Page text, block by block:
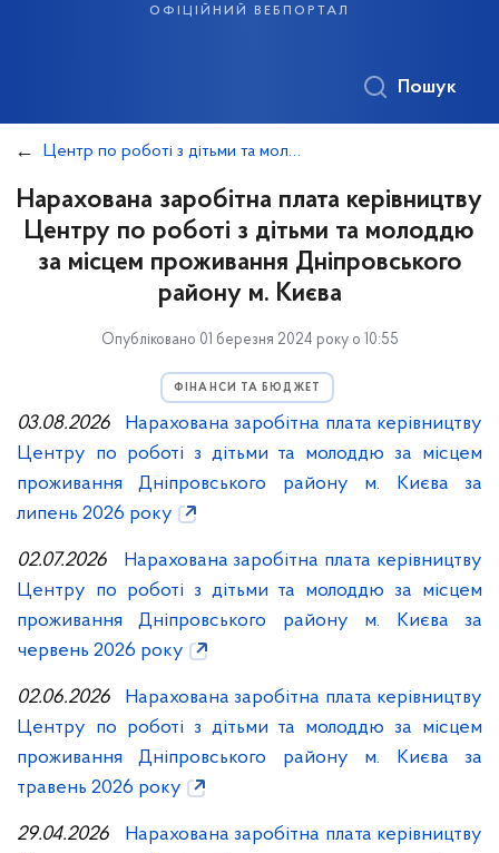
офіційний вебпортал
Пошук
Центр по роботі з дітьми та молоддю за місцем проживання
Нарахована заробітна плата керівництву
Центру по роботі з дітьми та молоддю
за місцем проживання Дніпровського
району м. Києва
Опубліковано 01 березня 2024 року о 10:55
ФІНАНСИ ТА БЮДЖЕТ
03.08.2026 Нарахована заробітна плата керівництву
Центру по роботі з дітьми та молоддю за місцем
проживання Дніпровського району м. Києва за
липень 2026 року
02.07.2026
Нарахована заробітна плата керівництву
Центру по роботі з дітьми та молоддю за місцем
проживання Дніпровського району м. Києва за
червень 2026 року
02.06.2026
Нарахована заробітна плата керівництву
Центру по роботі з дітьми та молоддю за місцем
проживання Дніпровського району м. Києва за
травень 2026 року
29.04.2026
Нарахована заробітна плата керівництву